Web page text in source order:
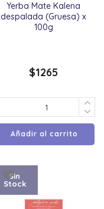
Yerba Mate Kalena
despalada (Gruesa) x
100g
$1265
Añadir al carrito
Sin
Stock